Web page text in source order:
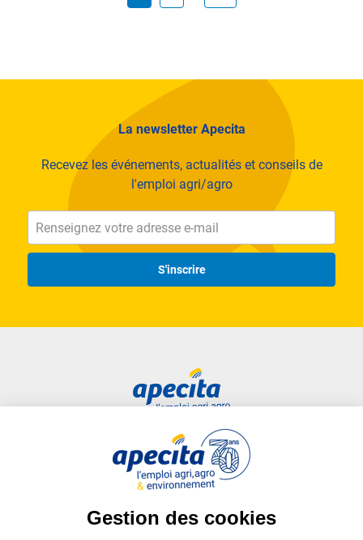
La newsletter Apecita
Recevez les événements, actualités et conseils de
l'emploi agri/agro
S'inscrire
Liens utiles
Plan du site